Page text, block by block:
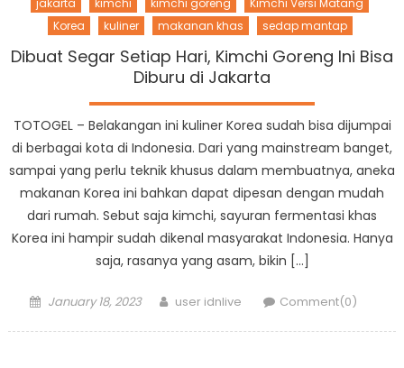
Korea
kuliner makanan khas sedap mantap
Dibuat Segar Setiap Hari, Kimchi Goreng Ini Bisa
Diburu di Jakarta
TOTOGEL – Belakangan ini kuliner Korea sudah bisa dijumpai
di berbagai kota di Indonesia. Dari yang mainstream banget,
sampai yang perlu teknik khusus dalam membuatnya, aneka
makanan Korea ini bahkan dapat dipesan dengan mudah
dari rumah. Sebut saja kimchi, sayuran fermentasi khas
Korea ini hampir sudah dikenal masyarakat Indonesia. Hanya
saja, rasanya yang asam, bikin […]
Posted
January 18, 2023 Author
user idnlive Comment(0)